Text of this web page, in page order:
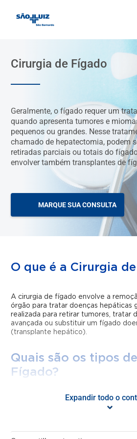
Cirurgia de Fígado
Geralmente, o fígado requer um
quando apresenta tumores e
pequenos ou grandes. Nesse
chamado de hepatectomia, podem
retiradas parciais ou totais do
envolver também transplantes de
MARQUE SUA CONSULTA
O que é a Cirurgia
A cirurgia de fígado envolve a
órgão para tratar doenças hepáticas
realizada para retirar tumores, tratar
avançada ou substituir um fígado
(transplante hepático).
Quais são os tipos
Fígado?
Hepatectomia Parcial–
fígado, geralmente para tratar
permitindo que o tecido
Expandir todo o